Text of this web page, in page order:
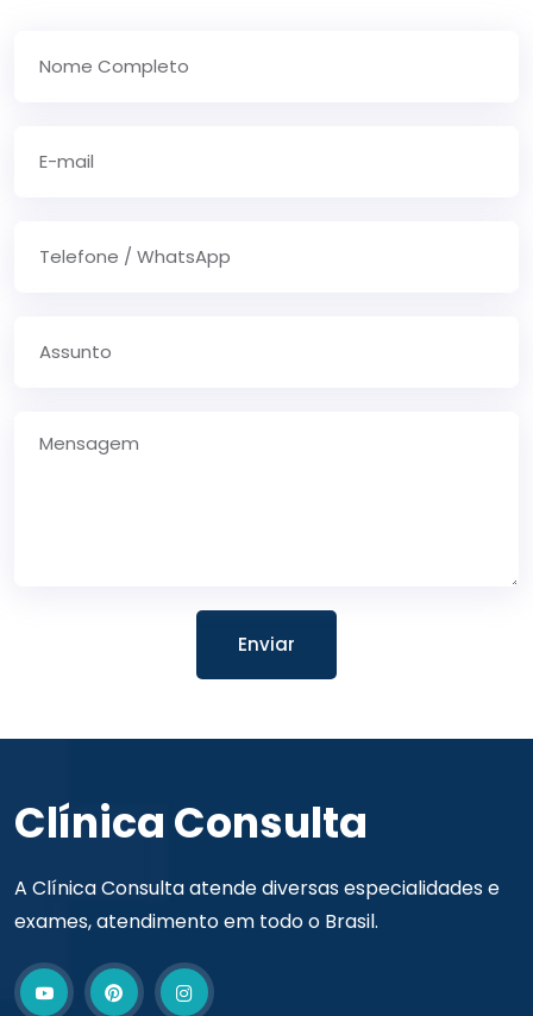
Enviar
Clínica Consulta
A Clínica Consulta atende diversas especialidades e
exames, atendimento em todo o Brasil.